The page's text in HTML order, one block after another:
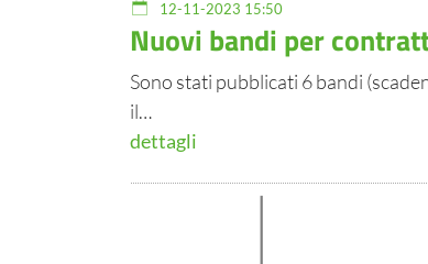
12-11-2023 15:50
Nuovi bandi per
Sono stati pubblicati 6 bandi
il…
dettagli